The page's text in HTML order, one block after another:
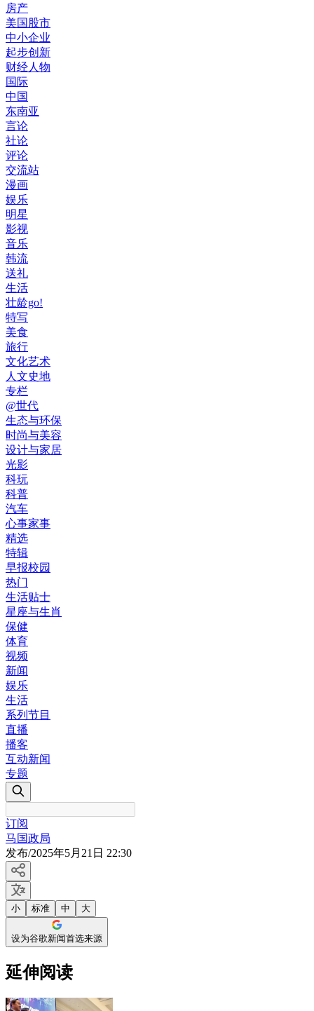
房产
美国股市
中小企业
起步创新
财经人物
国际
中国
东南亚
言论
社论
评论
交流站
漫画
娱乐
明星
影视
音乐
韩流
送礼
生活
壮龄go!
特写
美食
旅行
文化艺术
人文史地
专栏
@世代
生态与环保
时尚与美容
设计与家居
光影
科玩
科普
汽车
心事家事
精选
特辑
早报校园
热门
生活贴士
星座与生肖
保健
体育
视频
新闻
娱乐
生活
系列节目
直播
播客
互动新闻
专题
订阅
马国政局
发布/2025年5月21日 22:30
小 标准 中 大
设为谷歌新闻首选来源
延伸阅读